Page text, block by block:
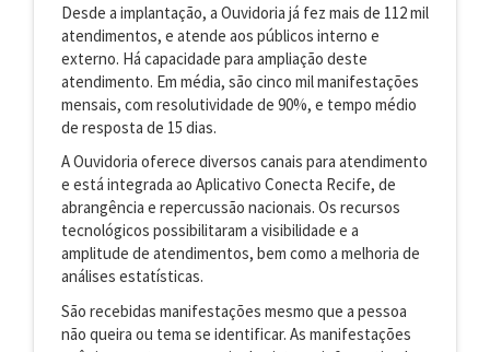
Desde a implantação, a Ouvidoria já fez mais de 112 mil
atendimentos, e atende aos públicos interno e
externo. Há capacidade para ampliação deste
atendimento. Em média, são cinco mil manifestações
mensais, com resolutividade de 90%, e tempo médio
de resposta de 15 dias.
A Ouvidoria oferece diversos canais para atendimento
e está integrada ao Aplicativo Conecta Recife, de
abrangência e repercussão nacionais. Os recursos
tecnológicos possibilitaram a visibilidade e a
amplitude de atendimentos, bem como a melhoria de
análises estatísticas.
São recebidas manifestações mesmo que a pessoa
não queira ou tema se identificar. As manifestações